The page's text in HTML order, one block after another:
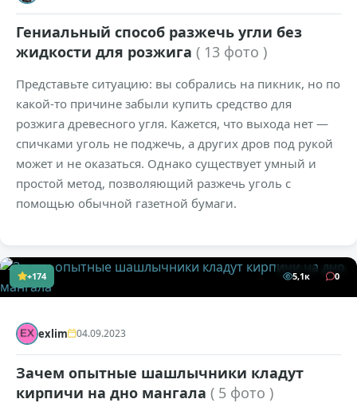
Гениальный способ разжечь угли без
жидкости для розжига ( 13 фото )
Представьте ситуацию: вы собрались на пикник, но по
какой-то причине забыли купить средство для
розжига древесного угля. Кажется, что выхода нет —
спичками уголь не поджечь, а других дров под рукой
может и не оказаться. Однако существует умный и
простой метод, позволяющий разжечь уголь с
помощью обычной газетной бумаги.
+174 5,1к 0
exlim 04.09.2023
Зачем опытные шашлычники кладут
кирпичи на дно мангала ( 5 фото )